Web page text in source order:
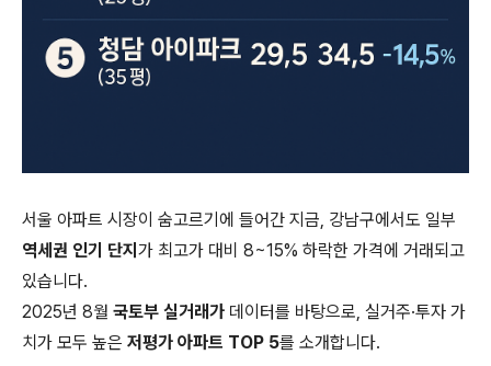
서울 아파트 시장이 숨고르기에 들어간 지금, 강남구에서도 일부
역세권 인기 단지 가 최고가 대비 8~15% 하락한 가격에 거래되고
있습니다.
2025년 8월 국토부 실거래가 데이터를 바탕으로, 실거주·투자 가
치가 모두 높은 저평가 아파트 TOP 5를 소개합니다.